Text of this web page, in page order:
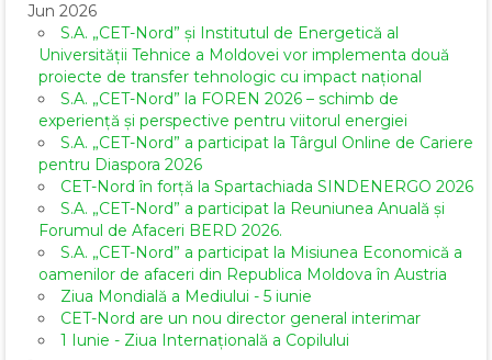
Jun 2026
S.A. „CET-Nord” și Institutul de Energetică al
Universității Tehnice a Moldovei vor implementa două
proiecte de transfer tehnologic cu impact național
S.A. „CET-Nord” la FOREN 2026 – schimb de
experiență și perspective pentru viitorul energiei
S.A. „CET-Nord” a participat la Târgul Online de Cariere
pentru Diaspora 2026
CET-Nord în forță la Spartachiada SINDENERGO 2026
S.A. „CET-Nord” a participat la Reuniunea Anuală și
Forumul de Afaceri BERD 2026.
S.A. „CET-Nord” a participat la Misiunea Economică a
oamenilor de afaceri din Republica Moldova în Austria
Ziua Mondială a Mediului - 5 iunie
CET-Nord are un nou director general interimar
1 Iunie - Ziua Internațională a Copilului